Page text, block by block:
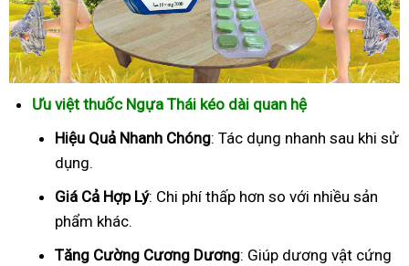
Ưu việt thuốc Ngựa Thái kéo dài quan hệ
Hiệu Quả Nhanh Chóng: Tác dụng nhanh sau khi sử
dụng.
Giá Cả Hợp Lý: Chi phí thấp hơn so với nhiều sản
phẩm khác.
Tăng Cường Cương Dương: Giúp dương vật cứng